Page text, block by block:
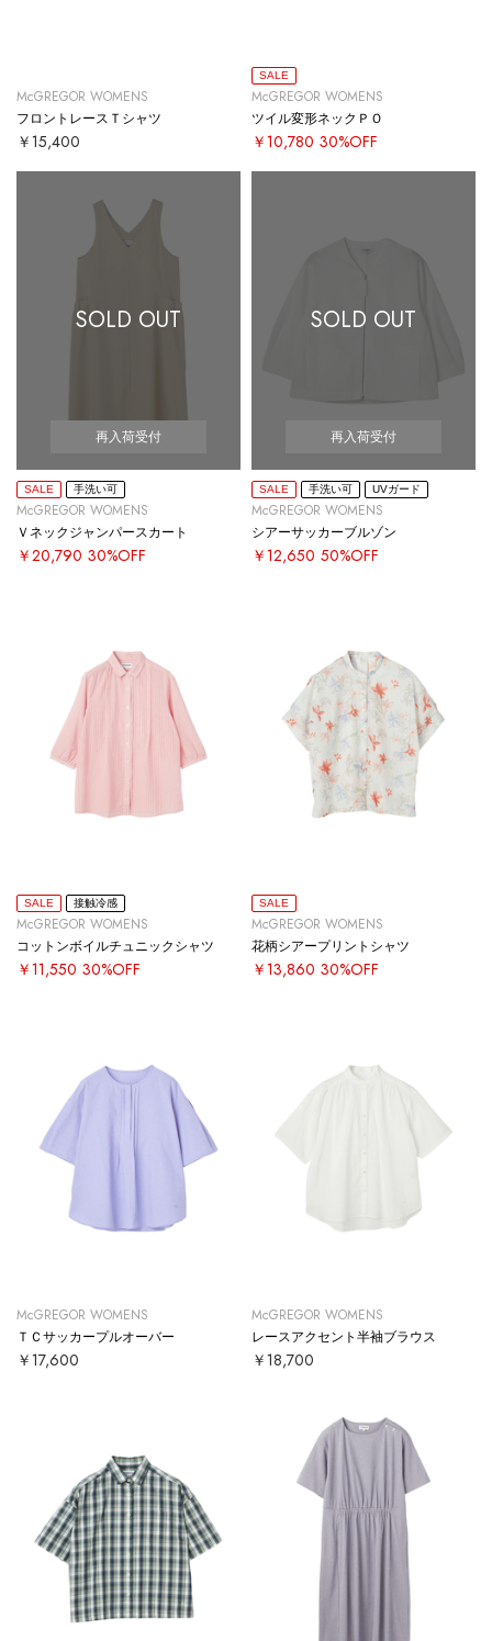
McGREGOR WOMENS
フロントレースＴシャツ
￥15,400
SALE
McGREGOR WOMENS
ツイル変形ネックＰＯ
￥10,780 30%OFF
SOLD OUT
再入荷受付
SALE 手洗い可
McGREGOR WOMENS
Ｖネックジャンパースカート
￥20,790 30%OFF
SOLD OUT
再入荷受付
SALE 手洗い可 UVガード
McGREGOR WOMENS
シアーサッカーブルゾン
￥12,650 50%OFF
SALE 接触冷感
McGREGOR WOMENS
コットンボイルチュニックシャツ
￥11,550 30%OFF
SALE
McGREGOR WOMENS
花柄シアープリントシャツ
￥13,860 30%OFF
McGREGOR WOMENS
ＴＣサッカープルオーバー
￥17,600
McGREGOR WOMENS
レースアクセント半袖ブラウス
￥18,700